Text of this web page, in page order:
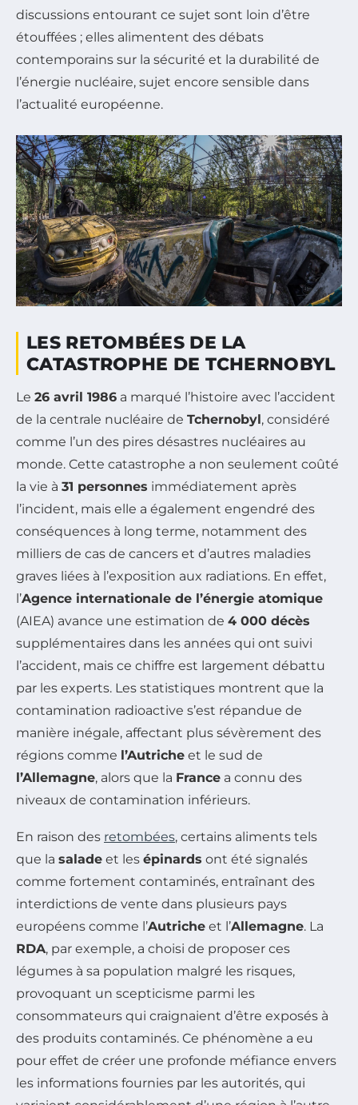
discussions entourant ce sujet sont loin d’être
étouffées ; elles alimentent des débats
contemporains sur la sécurité et la durabilité de
l’énergie nucléaire, sujet encore sensible dans
l’actualité européenne.
LES RETOMBÉES DE LA
CATASTROPHE DE TCHERNOBYL
Le 26 avril 1986 a marqué l’histoire avec l’accident
de la centrale nucléaire de Tchernobyl, considéré
comme l’un des pires désastres nucléaires au
monde. Cette catastrophe a non seulement coûté
la vie à 31 personnes immédiatement après
l’incident, mais elle a également engendré des
conséquences à long terme, notamment des
milliers de cas de cancers et d’autres maladies
graves liées à l’exposition aux radiations. En effet,
l’Agence internationale de l’énergie atomique
(AIEA) avance une estimation de 4 000 décès
supplémentaires dans les années qui ont suivi
l’accident, mais ce chiffre est largement débattu
par les experts. Les statistiques montrent que la
contamination radioactive s’est répandue de
manière inégale, affectant plus sévèrement des
régions comme l’Autriche et le sud de
l’Allemagne, alors que la France a connu des
niveaux de contamination inférieurs.
En raison des retombées, certains aliments tels
que la salade et les épinards ont été signalés
comme fortement contaminés, entraînant des
interdictions de vente dans plusieurs pays
européens comme l’Autriche et l’Allemagne. La
RDA, par exemple, a choisi de proposer ces
légumes à sa population malgré les risques,
provoquant un scepticisme parmi les
consommateurs qui craignaient d’être exposés à
des produits contaminés. Ce phénomène a eu
pour effet de créer une profonde méfiance envers
les informations fournies par les autorités, qui